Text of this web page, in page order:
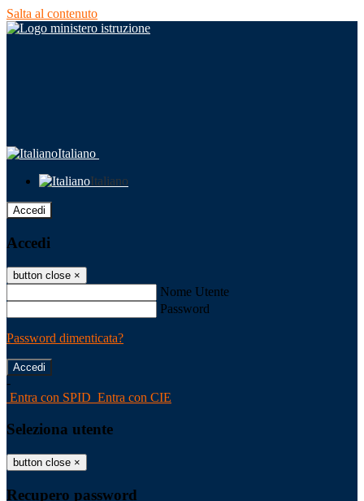
Salta al contenuto
Italiano
Italiano
Accedi
Accedi
button close ×
Nome Utente
Password
Password dimenticata?
-
Entra con SPID Entra con CIE
Seleziona utente
button close ×
Recupero password